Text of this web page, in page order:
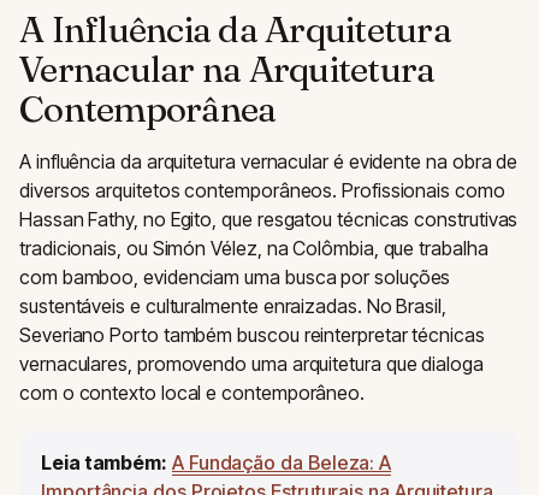
A Influência da Arquitetura
Vernacular na Arquitetura
Contemporânea
A influência da arquitetura vernacular é evidente na obra de
diversos arquitetos contemporâneos. Profissionais como
Hassan Fathy, no Egito, que resgatou técnicas construtivas
tradicionais, ou Simón Vélez, na Colômbia, que trabalha
com bamboo, evidenciam uma busca por soluções
sustentáveis e culturalmente enraizadas. No Brasil,
Severiano Porto também buscou reinterpretar técnicas
vernaculares, promovendo uma arquitetura que dialoga
com o contexto local e contemporâneo.
Leia também: A Fundação da Beleza: A